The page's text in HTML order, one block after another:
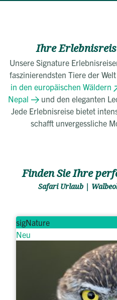
Ihre
Unsere Signature
faszinierendsten Tiere der
in den europäischen Wäldern
Nepal
und den eleganten
Jede Erlebnisreise bietet
schafft unvergessliche
Finden Sie Ihre
Safari Urlaub |
sigNature
Neu